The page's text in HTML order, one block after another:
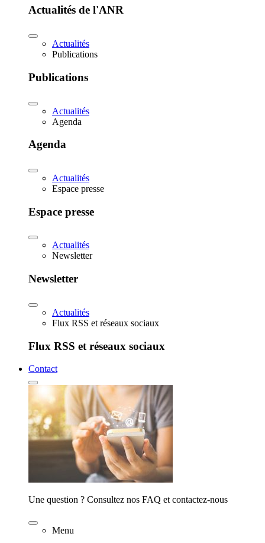
Actualités de l'ANR
Actualités
Publications
Publications
Actualités
Agenda
Agenda
Actualités
Espace presse
Espace presse
Actualités
Newsletter
Newsletter
Actualités
Flux RSS et réseaux sociaux
Flux RSS et réseaux sociaux
Contact
Une question ? Consultez nos FAQ et contactez-nous
Menu